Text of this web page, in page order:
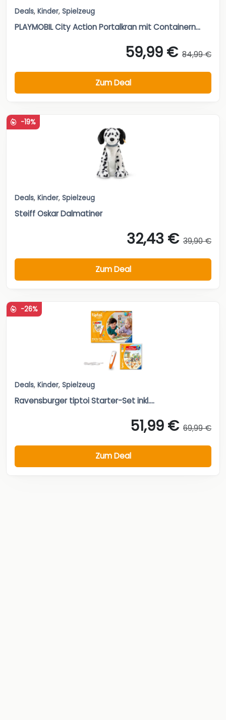
Deals, Kinder, Spielzeug
PLAYMOBIL City Action Portalkran mit Containern...
59,99 € 84,99 €
Zum Deal
-19%
Deals, Kinder, Spielzeug
Steiff Oskar Dalmatiner
32,43 € 39,90 €
Zum Deal
-26%
Deals, Kinder, Spielzeug
Ravensburger tiptoi Starter-Set inkl....
51,99 € 69,99 €
Zum Deal